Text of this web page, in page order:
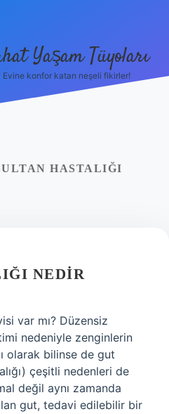
Yaşam Tüyoları
Evine konfor katan neşeli fikirler!
HASTALIĞI
NEDIR
var mı? Düzensiz
nedeniyle zenginlerin
olarak bilinse de gut
çeşitli nedenleri de
değil aynı zamanda
gut, tedavi edilebilir bir